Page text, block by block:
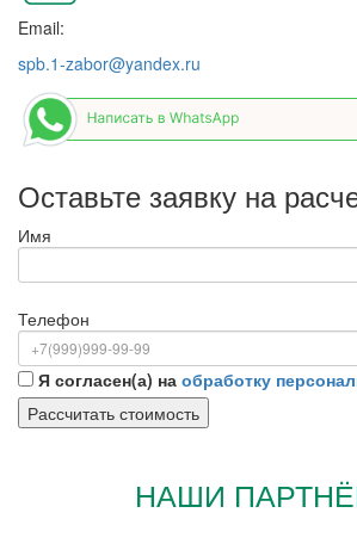
Email:
spb.1-zabor@yandex.ru
Оставьте заявку на
Имя
Телефон
Я согласен(а) на обработку
НАШИ